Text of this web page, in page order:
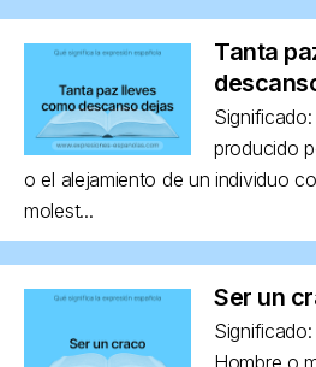
Tanta
producido
o el alejamiento de un individuo
molest...
Ser un
Hombre o